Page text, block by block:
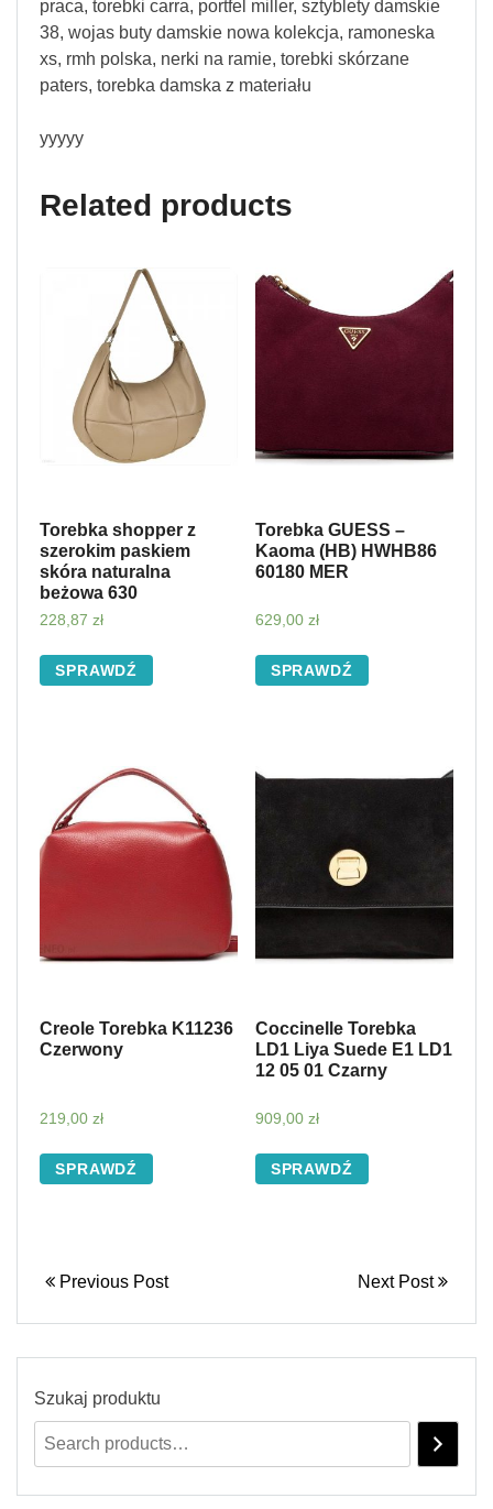
praca, torebki carra, portfel miller, sztyblety damskie
38, wojas buty damskie nowa kolekcja, ramoneska
xs, rmh polska, nerki na ramie, torebki skórzane
paters, torebka damska z materiału
yyyyy
Related products
Torebka shopper z
szerokim paskiem
skóra naturalna
beżowa 630
228,87 zł
SPRAWDŹ
Torebka GUESS –
Kaoma (HB) HWHB86
60180 MER
629,00 zł
SPRAWDŹ
Creole Torebka K11236
Czerwony
219,00 zł
SPRAWDŹ
Coccinelle Torebka
LD1 Liya Suede E1 LD1
12 05 01 Czarny
909,00 zł
SPRAWDŹ
Previous Post Next Post
Szukaj produktu